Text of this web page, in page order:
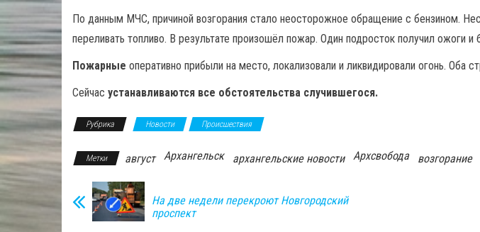
По данным МЧС, причиной возгорания стало неосторожное обращение с бензином.
переливать топливо. В результате произошёл пожар. Один подросток получил ожоги
Пожарные оперативно прибыли на место, локализовали и ликвидировали огонь. Оба
Сейчас устанавливаются все обстоятельства случившегося.
Рубрика Новости Происшествия
Метки август Архангельск архангельские новости Архсвобода возгорание
На две недели перекроют Новгородский
проспект